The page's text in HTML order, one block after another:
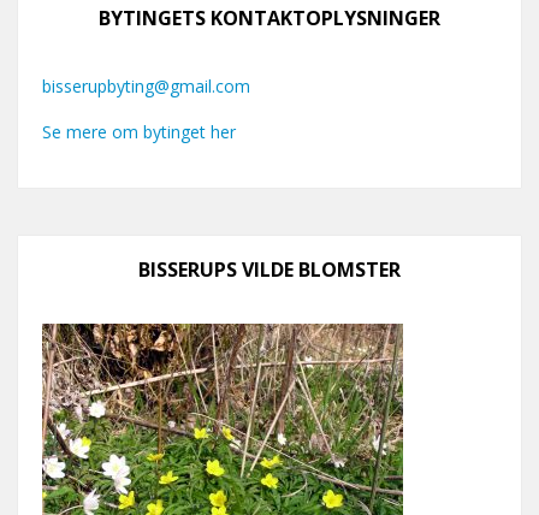
BYTINGETS KONTAKTOPLYSNINGER
bisserupbyting@gmail.com
Se mere om bytinget her
BISSERUPS VILDE BLOMSTER